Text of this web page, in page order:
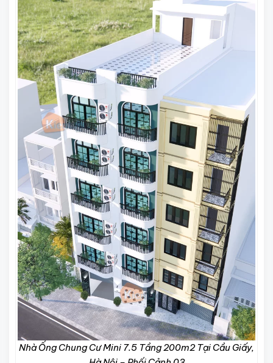
Nhà Ống Chung Cư Mini 7.5 Tầng 200m2 Tại Cầu Giấy,